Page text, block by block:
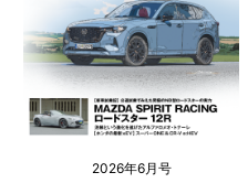
2026年6月号